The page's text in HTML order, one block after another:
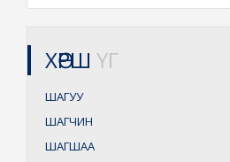
ХӨРШ ҮГ
ШАГУУ
ШАГЧИН
ШАГШАА